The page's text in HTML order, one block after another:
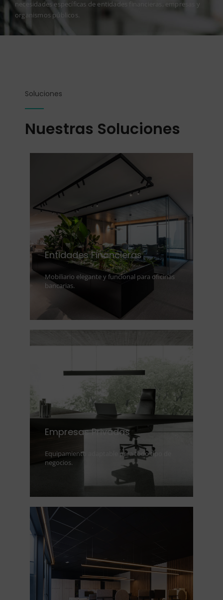
necesidades específicas de entidades financieras, empresas y
organismos públicos.
Soluciones
Nuestras Soluciones
Entidades Financieras
Mobiliario elegante y funcional para oficinas
bancarias.
Empresas Privadas
Equipamiento adaptable para todo tipo de
negocios.